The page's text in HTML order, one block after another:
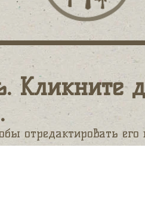
отредактировать его
Кликните